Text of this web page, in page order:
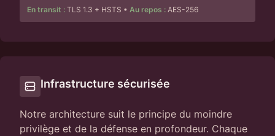
En transit : TLS 1.3 + HSTS • Au repos : AES-256
Infrastructure sécurisée
Notre architecture suit le principe du moindre
privilège et de la défense en profondeur. Chaque